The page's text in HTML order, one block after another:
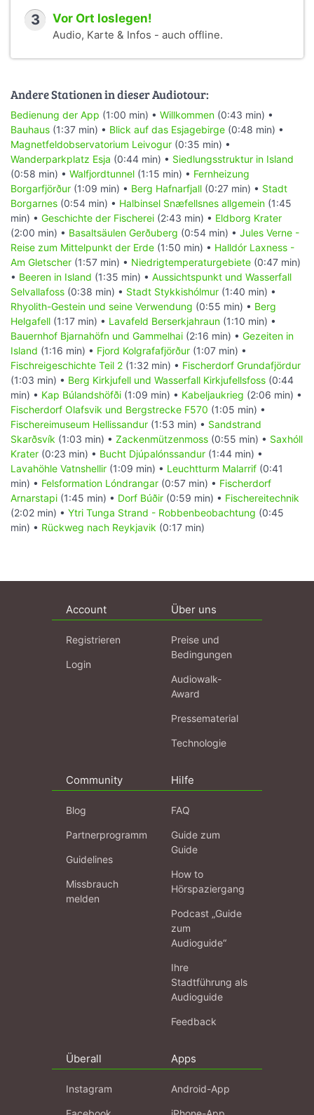
3 Vor Ort loslegen!
Audio, Karte & Infos - auch offline.
Andere Stationen in dieser Audiotour:
Bedienung der App (1:00 min) • Willkommen (0:43 min) •
Bauhaus (1:37 min) • Blick auf das Esjagebirge (0:48 min) •
Magnetfeldobservatorium Leivogur (0:35 min) •
Wanderparkplatz Esja (0:44 min) • Siedlungsstruktur in Island
(0:58 min) • Walfjordtunnel (1:15 min) • Fernheizung
Borgarfjörður (1:09 min) • Berg Hafnarfjall (0:27 min) • Stadt
Borgarnes (0:54 min) • Halbinsel Snæfellsnes allgemein (1:45
min) • Geschichte der Fischerei (2:43 min) • Eldborg Krater
(2:00 min) • Basaltsäulen Gerðuberg (0:54 min) • Jules Verne -
Reise zum Mittelpunkt der Erde (1:50 min) • Halldór Laxness -
Am Gletscher (1:57 min) • Niedrigtemperaturgebiete (0:47 min)
• Beeren in Island (1:35 min) • Aussichtspunkt und Wasserfall
Selvallafoss (0:38 min) • Stadt Stykkishólmur (1:40 min) •
Rhyolith-Gestein und seine Verwendung (0:55 min) • Berg
Helgafell (1:17 min) • Lavafeld Berserkjahraun (1:10 min) •
Bauernhof Bjarnahöfn und Gammelhai (2:16 min) • Gezeiten in
Island (1:16 min) • Fjord Kolgrafafjörður (1:07 min) •
Fischreigeschichte Teil 2 (1:32 min) • Fischerdorf Grundafjördur
(1:03 min) • Berg Kirkjufell und Wasserfall Kirkjufellsfoss (0:44
min) • Kap Búlandshöfði (1:09 min) • Kabeljaukrieg (2:06 min) •
Fischerdorf Olafsvik und Bergstrecke F570 (1:05 min) •
Fischereimuseum Hellissandur (1:53 min) • Sandstrand
Skarðsvík (1:03 min) • Zackenmützenmoss (0:55 min) • Saxhóll
Krater (0:23 min) • Bucht Djúpalónssandur (1:44 min) •
Lavahöhle Vatnshellir (1:09 min) • Leuchtturm Malarrif (0:41
min) • Felsformation Lóndrangar (0:57 min) • Fischerdorf
Arnarstapi (1:45 min) • Dorf Búðir (0:59 min) • Fischereitechnik
(2:02 min) • Ytri Tunga Strand - Robbenbeobachtung (0:45
min) • Rückweg nach Reykjavik (0:17 min)
Account
Registrieren
Login
Über uns
Preise und
Bedingungen
Audiowalk-
Award
Pressematerial
Technologie
Community
Blog
Partnerprogramm
Guidelines
Missbrauch
melden
Hilfe
FAQ
Guide zum
Guide
How to
Hörspaziergang
Podcast „Guide
zum
Audioguide“
Ihre
Stadtführung als
Audioguide
Feedback
Überall
Instagram
Apps
Android-App